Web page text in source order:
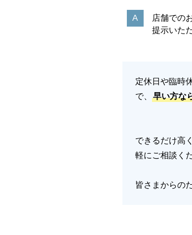
店舗での
提示いた
定休日や臨時
で、
早い方な
できるだけ高
軽にご相談く
皆さまからの